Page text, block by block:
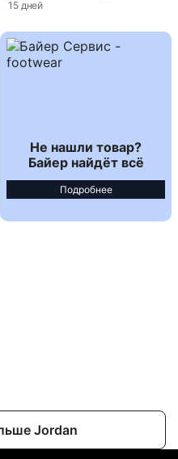
15 дней
Не нашли товар?
Байер найдёт всё
Подробнее
Jordan